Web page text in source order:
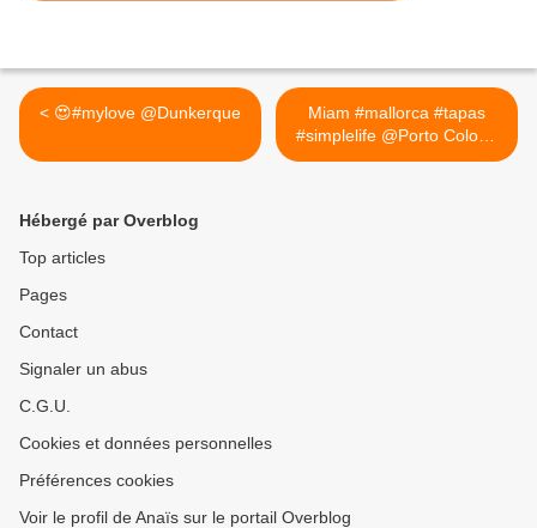
< 😍#mylove @Dunkerque
Miam #mallorca #tapas
#simplelife @Porto Colom,
Islas Baleares, Spain >
Hébergé par Overblog
Top articles
Pages
Contact
Signaler un abus
C.G.U.
Cookies et données personnelles
Préférences cookies
Voir le profil de Anaïs sur le portail Overblog